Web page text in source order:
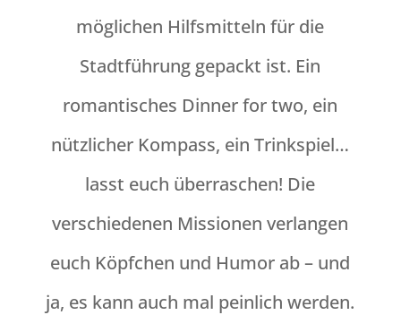
möglichen Hilfsmitteln für die
Stadtführung gepackt ist. Ein
romantisches Dinner for two, ein
nützlicher Kompass, ein Trinkspiel…
lasst euch überraschen! Die
verschiedenen Missionen verlangen
euch Köpfchen und Humor ab – und
ja, es kann auch mal peinlich werden.